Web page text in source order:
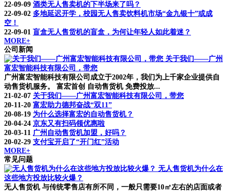
22-09-09 酒类无人售卖机的下半场来了吗？
22-09-02 多地延迟开学，校园无人售卖饮料机市场“金九银十”或成
空！
22-09-01 盲盒无人售货机的盲盒，为何让年轻人如此着迷？
MORE+
公司新闻
关于我们——广州
富宏智能科技有限公司，带您
广州富宏智能科技有限公司成立于2002年，我们为上千家企业提供自
动售货机服务。 富宏首创 自动售货机 免费投放...
21-02-07 关于我们——广州富宏智能科技有限公司，带您
20-11-20 富宏助力德邦奋战“双11”
20-08-19 为什么选择富宏的自动售货机？
20-04-24 京东又有扫码领优惠啦
20-03-11 广州自动售货机加盟，好吗？
20-02-29 支付宝开启了“开门红”活动
MORE+
常见问题
无人售货机为什么在
这些地方投放比较火爆？
无人售货机 与传统零售店有所不同，一般只需要10㎡左右的店面或者